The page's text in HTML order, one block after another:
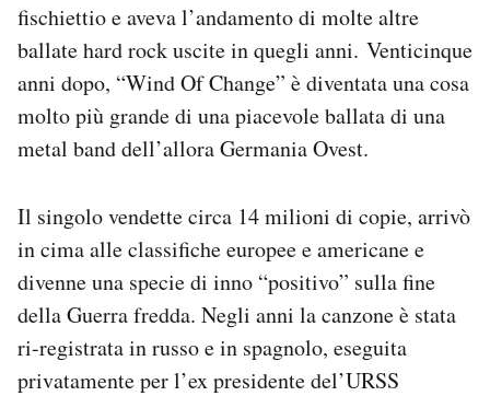
Area Personale
Newsletter
Notifiche mobile
Regala il Post
Hai bisogno di aiuto?
fischiettio e aveva l’andamento di molte altre
ballate hard rock uscite in quegli anni. Venticinque
anni dopo, “Wind Of Change” è diventata una cosa
molto più grande di una piacevole ballata di una
metal band dell’allora Germania Ovest.
Il singolo vendette circa 14 milioni di copie, arrivò
in cima alle classifiche europee e americane e
divenne una specie di inno “positivo” sulla fine
della Guerra fredda. Negli anni la canzone è stata
ri-registrata in russo e in spagnolo, eseguita
privatamente per l’ex presidente del’URSS